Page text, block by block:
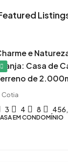
e
Granja: Casa de
de
Cotia
3 4 8
EM CONDOMÍNIO